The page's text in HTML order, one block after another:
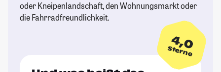
oder Kneipenlandschaft, den Wohnungsmarkt oder
die Fahrradfreundlichkeit.
4,0
Sterne